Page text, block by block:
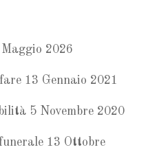
2026
13 Gennaio 2021
5 Novembre 2020
13 Ottobre